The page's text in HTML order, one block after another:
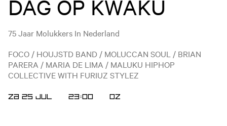
DAG OP KWAKU
75 Jaar Molukkers In Nederland
FOCO / HOUJSTD BAND / MOLUCCAN SOUL / BRIAN
PARERA / MARIA DE LIMA / MALUKU HIPHOP
COLLECTIVE WITH FURIUZ STYLEZ
ZA 25 JUL 23:00 OZ